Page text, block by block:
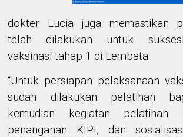
dokter Lucia juga memastikan
telah dilakukan untuk
vaksinasi tahap 1 di Lembata.
“Untuk persiapan pelaksanaan
sudah dilakukan pelatihan
kemudian kegiatan pelatihan
penanganan KIPI, dan